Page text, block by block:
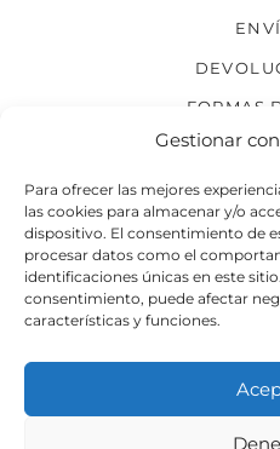
Gestionar
Para ofrecer las mejores
las cookies para almacenar y/o
dispositivo. El consentimiento de
procesar datos como el
identificaciones únicas en este
consentimiento, puede afectar
características y funciones.
FORMAS